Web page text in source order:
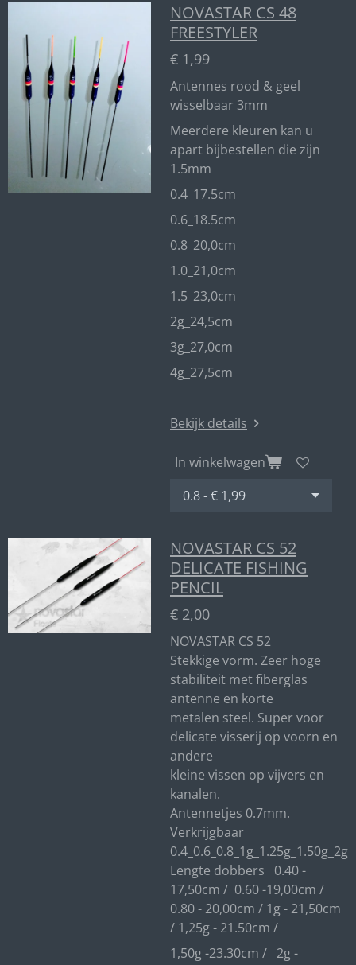
NOVASTAR CS 48
FREESTYLER
€ 1,99
Antennes rood & geel
wisselbaar 3mm
Meerdere kleuren kan u
apart bijbestellen die zijn
1.5mm
0.4_17.5cm
0.6_18.5cm
0.8_20,0cm
1.0_21,0cm
1.5_23,0cm
2g_24,5cm
3g_27,0cm
4g_27,5cm
Bekijk details
In winkelwagen
NOVASTAR CS 52
DELICATE FISHING
PENCIL
€ 2,00
NOVASTAR CS 52
Stekkige vorm. Zeer hoge
stabiliteit met fiberglas
antenne en korte
metalen steel. Super voor
delicate visserij op voorn en
andere
kleine vissen op vijvers en
kanalen.
Antennetjes 0.7mm.
Verkrijgbaar
0.4_0.6_0.8_1g_1.25g_1.50g_2g
Lengte dobbers 0.40 -
17,50cm / 0.60 -19,00cm /
0.80 - 20,00cm / 1g - 21,50cm
/ 1,25g - 21.50cm /
1,50g -23.30cm / 2g -